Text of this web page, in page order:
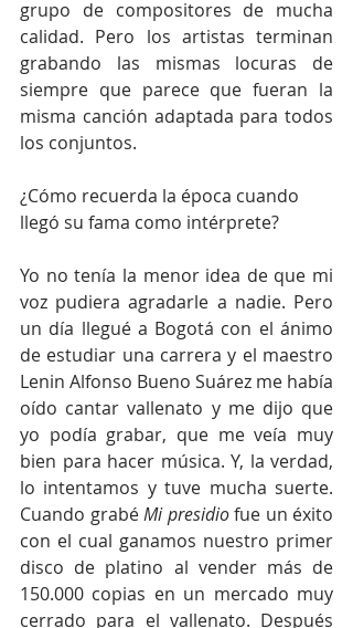
grupo de compositores de mucha
calidad. Pero los artistas terminan
grabando las mismas locuras de
siempre que parece que fueran la
misma canción adaptada para todos
los conjuntos.
¿Cómo recuerda la época cuando
llegó su fama como intérprete?
Yo no tenía la menor idea de que mi
voz pudiera agradarle a nadie. Pero
un día llegué a Bogotá con el ánimo
de estudiar una carrera y el maestro
Lenin Alfonso Bueno Suárez me había
oído cantar vallenato y me dijo que
yo podía grabar, que me veía muy
bien para hacer música. Y, la verdad,
lo intentamos y tuve mucha suerte.
Cuando grabé Mi presidio fue un éxito
con el cual ganamos nuestro primer
disco de platino al vender más de
150.000 copias en un mercado muy
cerrado para el vallenato. Después